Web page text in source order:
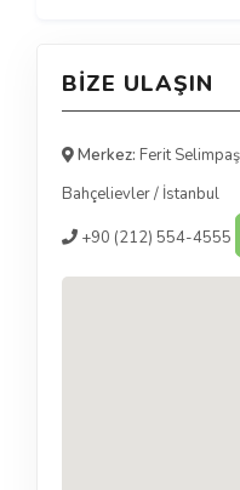
BIZE ULAŞIN
Merkez: Ferit
Bahçelievler/ İstanbul
+90 (212) 554-4555